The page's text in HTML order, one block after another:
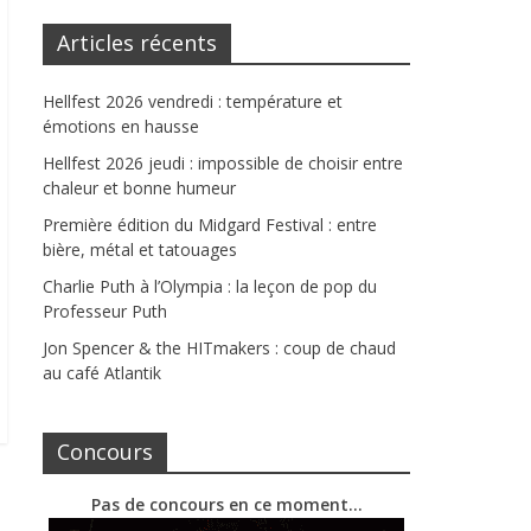
Articles récents
Hellfest 2026 vendredi : température et
émotions en hausse
Hellfest 2026 jeudi : impossible de choisir entre
chaleur et bonne humeur
Première édition du Midgard Festival : entre
bière, métal et tatouages
Charlie Puth à l’Olympia : la leçon de pop du
Professeur Puth
Jon Spencer & the HITmakers : coup de chaud
au café Atlantik
Concours
Pas de concours en ce moment…